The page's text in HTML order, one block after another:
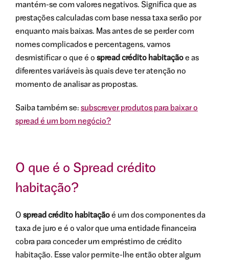
mantém-se com valores negativos. Significa que as
prestações calculadas com base nessa taxa serão por
enquanto mais baixas. Mas antes de se perder com
nomes complicados e percentagens, vamos
desmistificar o que é o spread crédito habitaçãoe as
diferentes variáveis às quais deve ter atenção no
momento de analisar as propostas.
Saiba também se: subscrever produtos para baixar o
spread é um bom negócio?
O que é o Spread crédito
habitação?
O spread crédito habitaçãoé um dos componentes da
taxa de juro e é o valor que uma entidade financeira
cobra para conceder um empréstimo de crédito
habitação. Esse valor permite-lhe então obter algum